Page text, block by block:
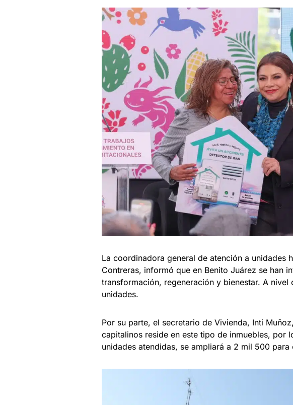
La coordinadora general de atención a unidades
Contreras, informó que en Benito Juárez se han
transformación, regeneración y bienestar. A
unidades.
Por su parte, el secretario de Vivienda, Inti
capitalinos reside en este tipo de inmuebles, por
unidades atendidas, se ampliará a 2 mil 500 para